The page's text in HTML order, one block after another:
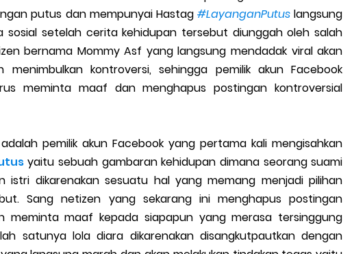
Melihat Nomor Shopeepay Sendiri dan Orang Lain
Top Up Grab untuk Driver
Paling Gacor Untuk Ojek Online
Cara Memulihkan Akun Gojek Dibekukan
Penghasilan Grab Sesuai dengan Orderan
Paket Telkomsel Mitra Gojek
Up InDriver dengan Mudah
Shopee Food yang Perlu Kamu Ketahui
putus dan mempunyai Hastag#LayanganPutus langsung
sosial setelah cerita kehidupan tersebut diunggah oleh salah
bernama Mommy Asf yang langsung mendadak viral akan
menimbulkan kontroversi, sehingga pemilik akun Facebook
meminta maaf dan menghapus postingan kontroversial
pemilik akun Facebook yang pertama kali mengisahkan
yaitu sebuah gambaran kehidupan dimana seorang suami
istri dikarenakan sesuatu hal yang memang menjadi pilihan
Sang netizen yang sekarang ini menghapus postingan
meminta maaf kepada siapapun yang merasa tersinggung
satunya lola diara dikarenakan disangkutpautkan dengan